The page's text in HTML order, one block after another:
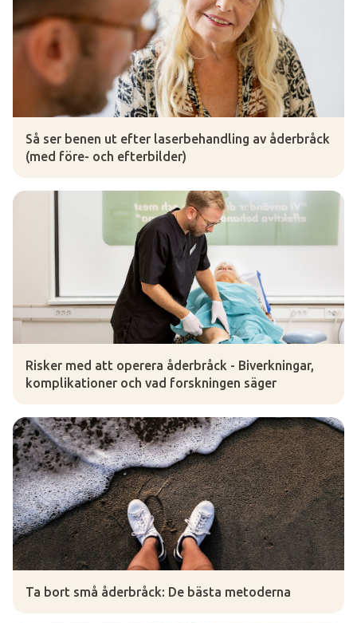
Så ser benen ut efter laserbehandling av åderbråck
(med före- och efterbilder)
Risker med att operera åderbråck - Biverkningar,
komplikationer och vad forskningen säger
Ta bort små åderbråck: De bästa metoderna